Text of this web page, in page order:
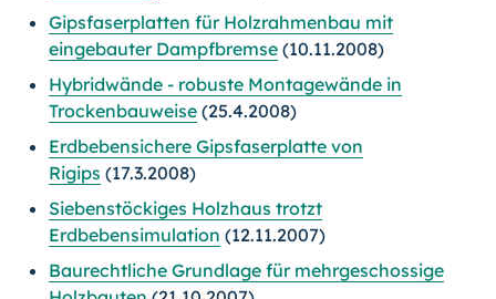
Gipsfaserplatten für Holzrahmenbau mit
eingebauter Dampfbremse (10.11.2008)
Hybridwände - robuste Montagewände in
Trockenbauweise (25.4.2008)
Erdbebensichere Gipsfaserplatte von
Rigips (17.3.2008)
Siebenstöckiges Holzhaus trotzt
Erdbebensimulation (12.11.2007)
Baurechtliche Grundlage für mehrgeschossige